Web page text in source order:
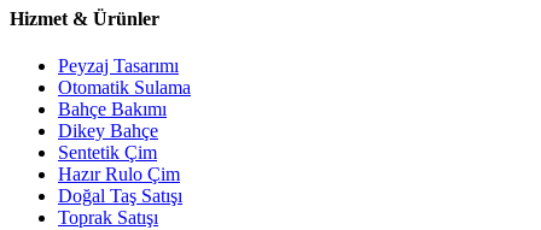
Hizmet & Ürünler
Peyzaj Tasarımı
Otomatik Sulama
Bahçe Bakımı
Dikey Bahçe
Sentetik Çim
Hazır Rulo Çim
Doğal Taş Satışı
Toprak Satışı